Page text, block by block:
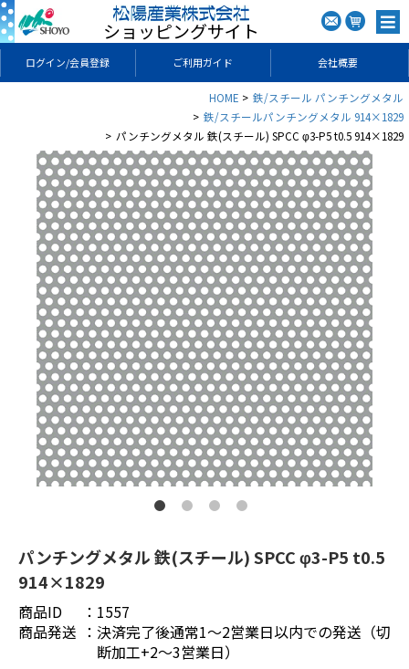
ショッピングサイト
ログイン/会員登録 ご利用ガイド 会社概要
HOME
鉄/スチール パンチングメタル
鉄/スチールパンチングメタル 914×1829
パンチングメタル 鉄(スチール) SPCC φ3-P5 t0.5 914×1829
パンチングメタル 鉄(スチール) SPCC φ3-P5 t0.5
914×1829
商品ID ： 1557
商品発送 ： 決済完了後通常1～2営業日以内での発送（切
断加工+2～3営業日）